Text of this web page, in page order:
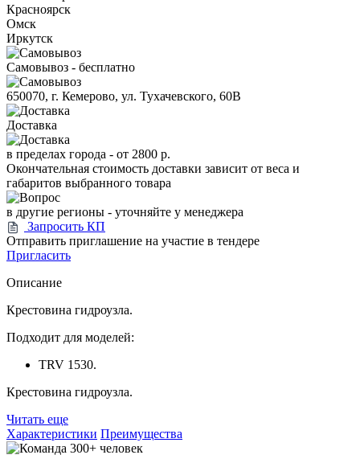
Красноярск
Омск
Иркутск
Самовывоз - бесплатно
650070, г. Кемерово, ул. Тухачевского, 60В
Доставка
в пределах города - от 2800 р.
Окончательная стоимость доставки зависит от веса и
габаритов выбранного товара
в другие регионы - уточняйте у менеджера
Запросить КП
Отправить приглашение на участие в тендере
Пригласить
Описание
Крестовина гидроузла.
Подходит для моделей:
TRV 1530.
Крестовина гидроузла.
Читать еще
Характеристики Преимущества